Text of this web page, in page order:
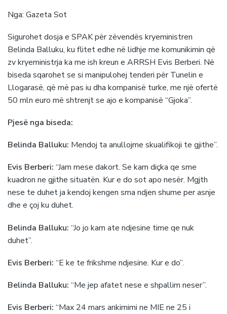
Nga: Gazeta Sot
Sigurohet dosja e SPAK për zëvendës kryeministren
Belinda Balluku, ku flitet edhe në lidhje me komunikimin që
zv kryeministrja ka me ish kreun e ARRSH Evis Berberi. Në
biseda sqarohet se si manipulohej tenderi për Tunelin e
Llogarasë, që më pas iu dha kompanisë turke, me një ofertë
50 mln euro më shtrenjt se ajo e kompanisë “Gjoka”.
Pjesë nga biseda:
Belinda Balluku: Mendoj ta anullojme skualifikoji te gjithe”.
Evis Berberi: “Jam mese dakort. Se kam diçka qe sme
kuadron ne gjithe situatën. Kur e do sot apo nesër. Mgjth
nese te duhet ja kendoj kengen sma ndjen shume per asnje
dhe e çoj ku duhet.
Belinda Balluku: “Jo jo kam ate ndjesine time qe nuk
duhet”.
Evis Berberi: “E ke te frikshme ndjesine. Kur e do”.
Belinda Balluku: “Me jep afatet nese e shpallim neser”.
Evis Berberi: “Max 24 mars ankimimi ne MIE ne 25 i